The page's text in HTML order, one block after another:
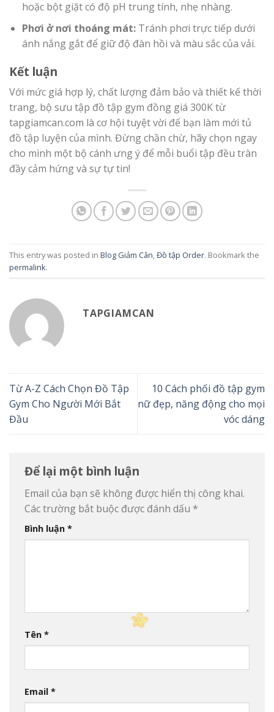
hoặc bột giặt có độ pH trung tính, nhẹ nhàng.
Phơi ở nơi thoáng mát:Tránh phơi trực tiếp dưới
ánh nắng gắt để giữ độ đàn hồi và màu sắc của vải.
Kết luận
Với mức giá hợp lý, chất lượng đảm bảo và thiết kế thời
trang, bộ sưu tập đồ tập gym đồng giá 300K từ
tapgiamcan.com là cơ hội tuyệt vời để bạn làm mới tủ
đồ tập luyện của mình. Đừng chần chừ, hãy chọn ngay
cho mình một bộ cánh ưng ý để mỗi buổi tập đều tràn
đầy cảm hứng và sự tự tin!
This entry was posted in Blog Giảm Cân,Đồ tập Order. Bookmark the
permalink.
TAPGIAMCAN
Từ A-Z Cách Chọn Đồ Tập
Gym Cho Người Mới Bắt
Đầu
10 Cách phối đồ tập gym
nữ đẹp, năng động cho mọi
vóc dáng
Để lại một bình luận
Email của bạn sẽ không được hiển thị công khai.
Các trường bắt buộc được đánh dấu *
Bình luận *
Tên *
Email *